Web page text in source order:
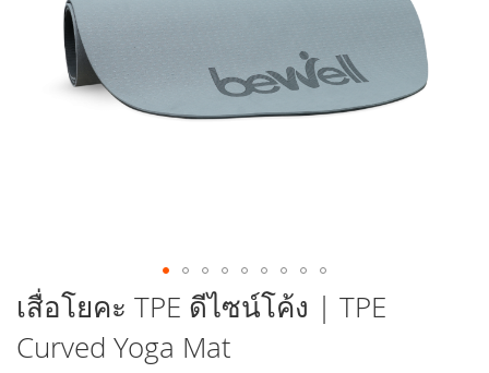
ข้าม
ไป
ที่
ส่วน
เสื่อโยคะ TPE ดีไซน์โค้ง | TPE
Curved Yoga Mat